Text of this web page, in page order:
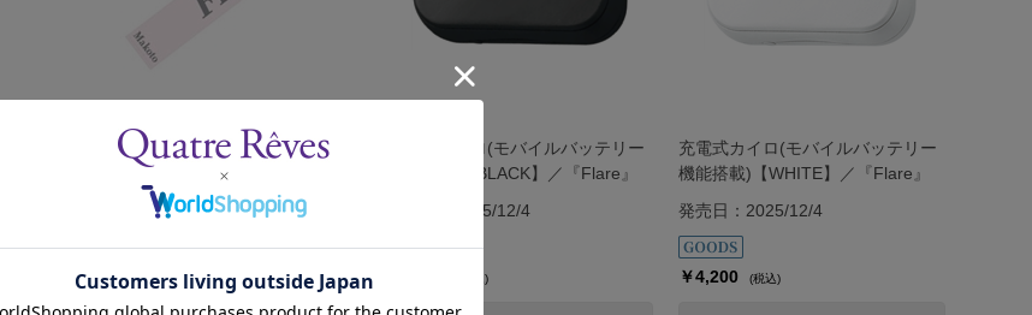
マフラータオル／『Flare』
発売日：2025/12/4
￥1,800 (税込)
充電式カイロ(モバイルバッテリー
機能搭載)【BLACK】／『Flare』
発売日：2025/12/4
(税込)
充電式カイロ(モバイルバッテリー
機能搭載)【WHITE】／『Flare』
発売日：2025/12/4
￥4,200 (税込)